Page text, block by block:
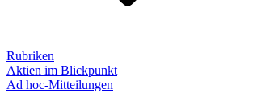
Rubriken
Aktien im Blickpunkt
Ad hoc-Mitteilungen